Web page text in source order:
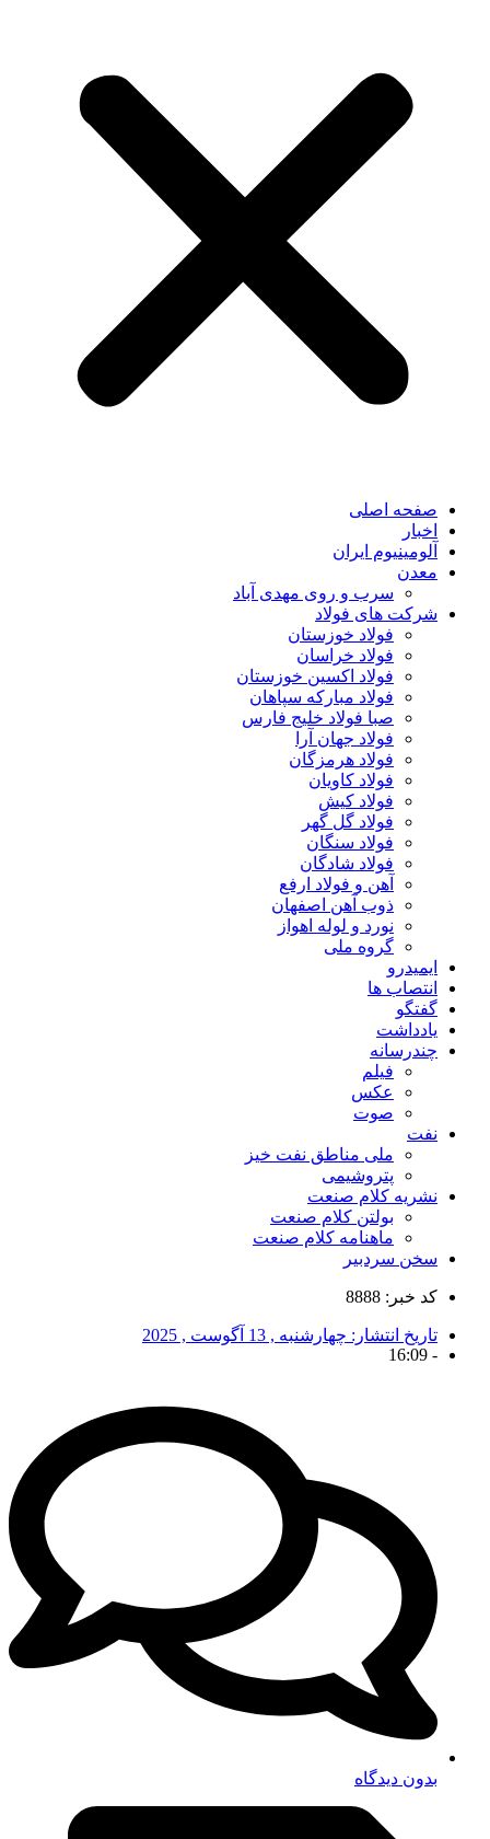
صفحه اصلی
اخبار
آلومینیوم ایران
معدن
سرب و روی مهدی آباد
شرکت های فولاد
فولاد خوزستان
فولاد خراسان
فولاد اکسین خوزستان
فولاد مبارکه سپاهان
صبا فولاد خلیج فارس
فولاد جهان آرا
فولاد هرمزگان
فولاد کاویان
فولاد کیش
فولاد گل گهر
فولاد سنگان
فولاد شادگان
آهن و فولاد ارفع
ذوب آهن اصفهان
نورد و لوله اهواز
گروه ملی
ایمیدرو
انتصاب ها
گفتگو
یادداشت
چندرسانه
فیلم
عکس
صوت
نفت
ملی مناطق نفت خیز
پتروشیمی
نشریه کلام صنعت
بولتن کلام صنعت
ماهنامه کلام صنعت
سخن سردبیر
کد خبر: 8888
تاریخ انتشار: چهارشنبه , 13 آگوست , 2025
-
16:09
بدون دیدگاه